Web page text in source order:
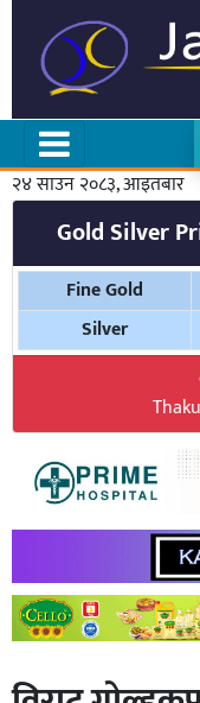
२४ साउन २०८३, आइतबार
Gold Silver
Fine Gold
Silver